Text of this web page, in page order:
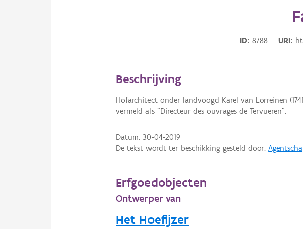
ID 8788 URI
Beschrijving
Hofarchitect onder landvoogd Karel van Lorreinen (1741-
vermeld als "Directeur des ouvrages de Tervueren".
Datum:30-04-2019
De tekst wordt ter beschikking gesteld door:
Erfgoedobjecten
Ontwerper van
Het Hoefijzer